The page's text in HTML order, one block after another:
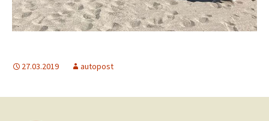
27.03.2019 autopost